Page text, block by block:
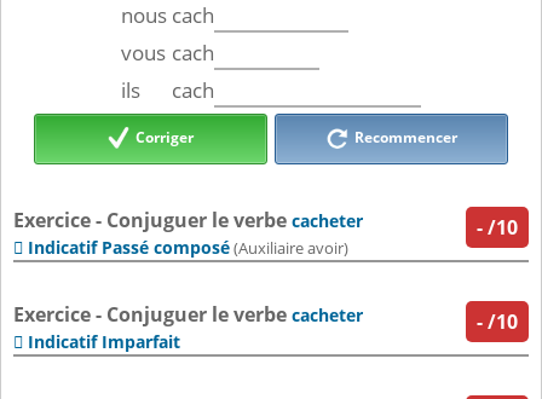
nous cach
vous cach
ils
cach
Corriger Recommencer
-/10
Exercice - Conjuguer le verbe cacheter
 Indicatif Passé composé(Auxiliaire avoir)
-/10
Exercice - Conjuguer le verbe cacheter
 Indicatif Imparfait